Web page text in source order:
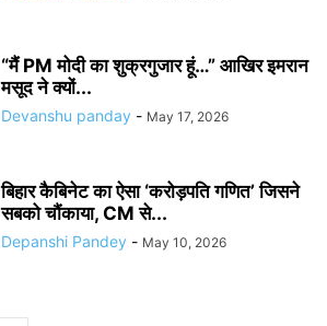
“मैं PM मोदी का शुक्रगुजार हूं…” आखिर इमरान
मसूद ने क्यों...
Devanshu panday - May 17, 2026
बिहार कैबिनेट का ऐसा ‘करोड़पति गणित’ जिसने
सबको चौंकाया, CM से...
Depanshi Pandey - May 10, 2026